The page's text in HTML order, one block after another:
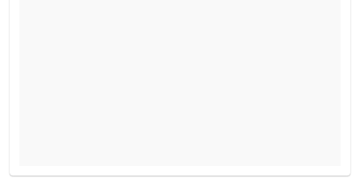
Der Rechner für dieses Produkt ist deaktiviert, da der Stop-
BASISPROSPEKT